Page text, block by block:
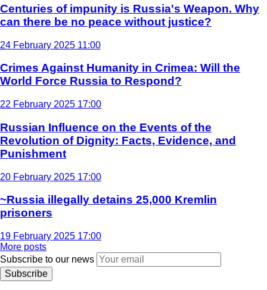
Centuries of impunity is Russia's Weapon. Why
can there be no peace without justice?
24 February 2025 11:00
Crimes Against Humanity in Crimea: Will the
World Force Russia to Respond?
22 February 2025 17:00
Russian Influence on the Events of the
Revolution of Dignity: Facts, Evidence, and
Punishment
20 February 2025 17:00
~Russia illegally detains 25,000 Kremlin
prisoners
19 February 2025 17:00
More posts
Subscribe to our news
Subscribe